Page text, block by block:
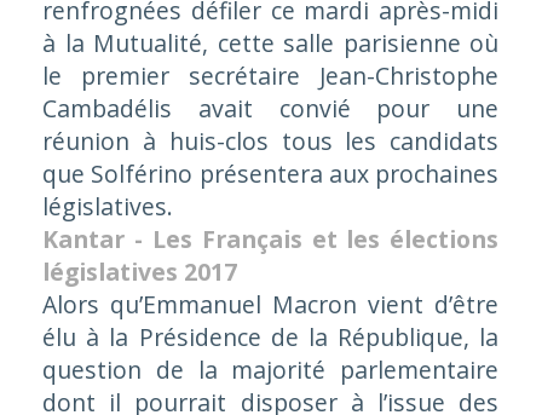
renfrognées défiler ce mardi après-midi
à la Mutualité, cette salle parisienne où
le premier secrétaire Jean-Christophe
Cambadélis avait convié pour une
réunion à huis-clos tous les candidats
que Solférino présentera aux prochaines
législatives.
Kantar - Les Français et les élections
législatives 2017
Alors qu’Emmanuel Macron vient d’être
élu à la Présidence de la République, la
question de la majorité parlementaire
dont il pourrait disposer à l’issue des